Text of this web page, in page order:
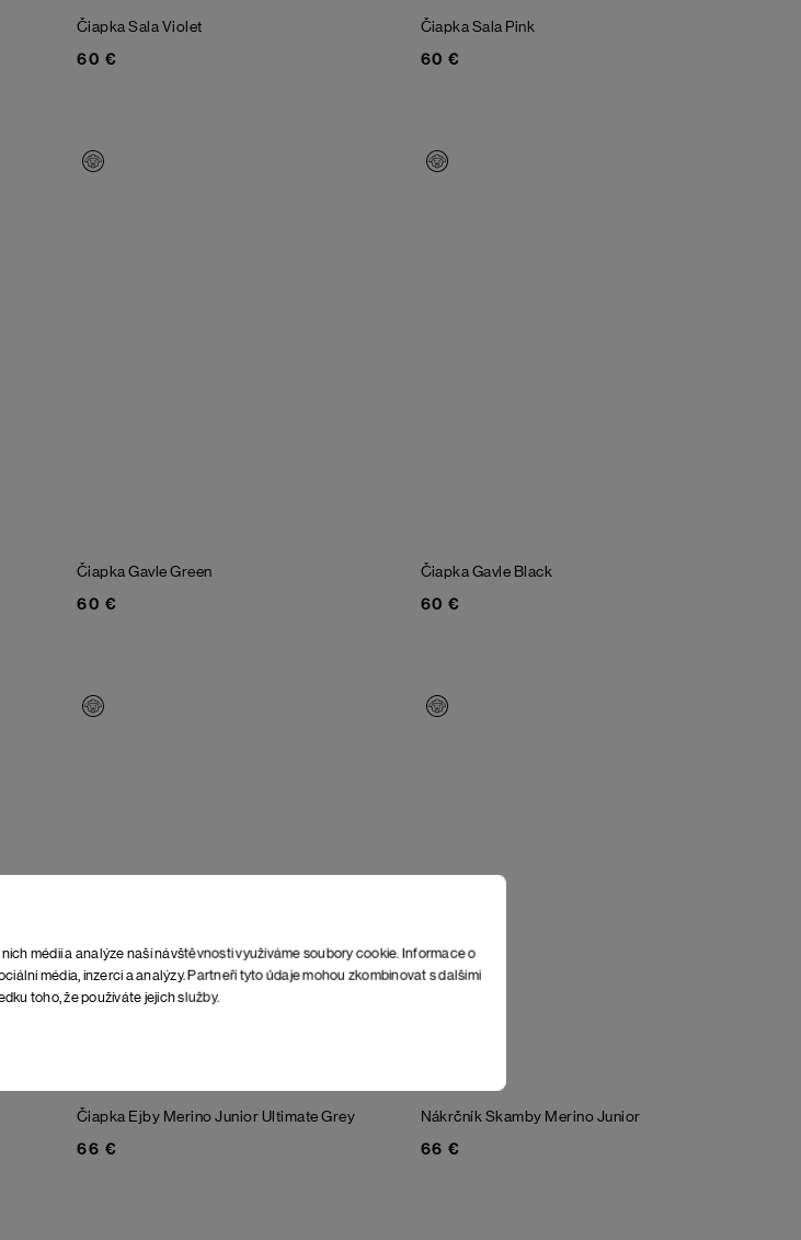
médií a analýze naší návštěvnosti využíváme soubory cookie. Informace o
média, inzerci a analýzy. Partneři tyto údaje mohou zkombinovat s dalšími
toho, že používáte jejich služby.
Čiapka SalaViolet
60 €
Čiapka Sala Pink
60 €
Čiapka GavleGreen
60 €
Čiapka Gavle Black
60 €
Čiapka Ejby Merino JuniorUltimate Grey
66 €
Nákrčník Skamby Merino Junior
66 €